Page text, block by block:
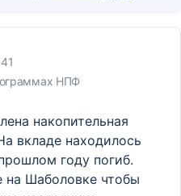
НПФ
накопительная
вкладе находилось
году погиб.
на Шаболовке чтобы